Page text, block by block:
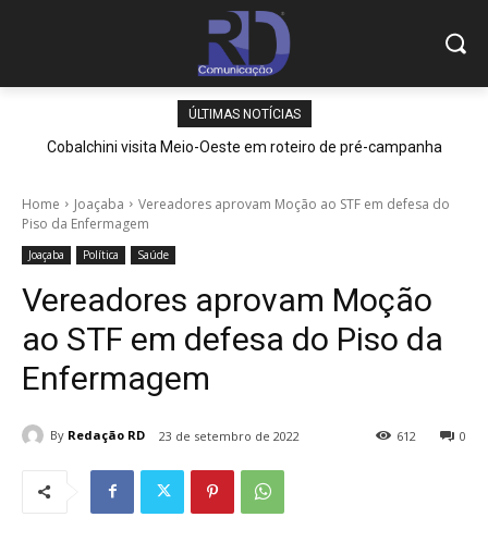
ÚLTIMAS NOTÍCIAS
Cobalchini visita Meio-Oeste em roteiro de pré-campanha
Home Joaçaba
Vereadores aprovam Moção ao STF em defesa do
Piso da Enfermagem
Joaçaba Política Saúde
Vereadores aprovam Moção
ao STF em defesa do Piso da
Enfermagem
By Redação RD 23 de setembro de 2022 0
612